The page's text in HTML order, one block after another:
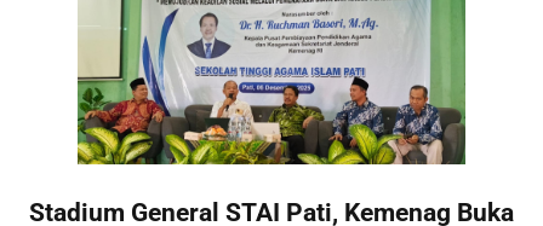
Stadium General STAI Pati, Kemenag Buka